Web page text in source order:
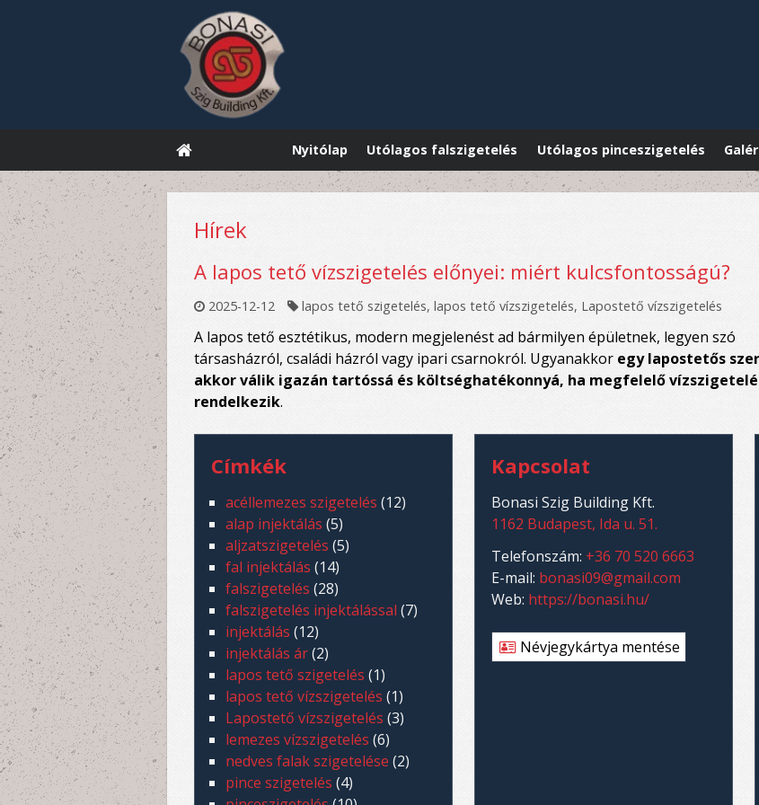
Nyitólap Utólagos falszigetelés Utólagos pinceszigetelés
Hírek
A lapos tető vízszigetelés előnyei: miért kulcsfontosságú?
2025-12-12 lapos tető szigetelés,lapos tető vízszigetelés, Lapostető vízszigetelés
A lapos tető esztétikus, modern megjelenést ad bármilyen épületnek, legyen szó
társasházról, családi házról vagy ipari csarnokról. Ugyanakkor egy lapostetős
akkor válik igazán tartóssá és költséghatékonnyá, ha megfelelő
rendelkezik.
Címkék
acéllemezes szigetelés (12)
alap injektálás (5)
aljzatszigetelés (5)
fal injektálás (14)
falszigetelés (28)
falszigetelés injektálással (7)
injektálás (12)
injektálás ár(2)
lapos tető szigetelés (1)
lapos tető vízszigetelés (1)
Lapostető vízszigetelés (3)
lemezes vízszigetelés (6)
nedves falak szigetelése (2)
pince szigetelés (4)
Kapcsolat
Bonasi Szig Building Kft.
1162 Budapest, Ida u. 51.
Telefonszám: +36 70 520 6663
E-mail: bonasi09@gmail.com
Web: https://bonasi.hu/
Névjegykártya mentése